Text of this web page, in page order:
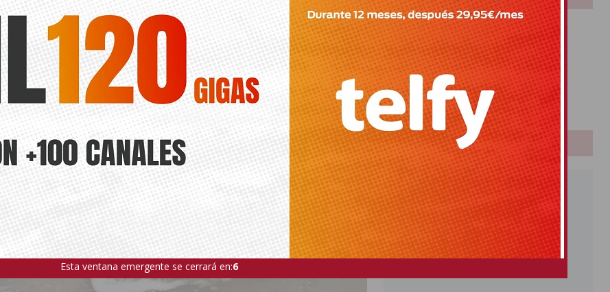
Bonoloto
Primitiva
El Gordo
Euromillones
Loteria
Once
PUBLICIDAD
Esta ventana emergente se cerrará en:5